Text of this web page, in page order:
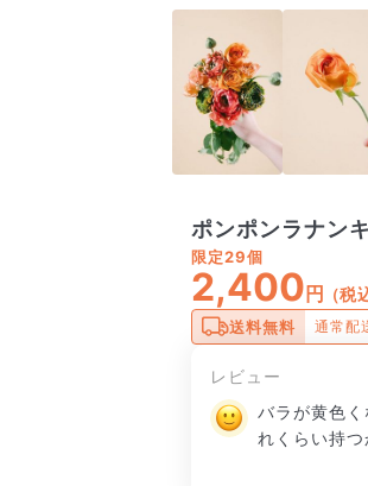
ポンポンラナン
限定29個
2,400円 （税
送料無料 通常配
レビュー
バラが黄色
れくらい持つ